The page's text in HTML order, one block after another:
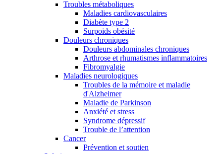
Troubles métaboliques
Maladies cardiovasculaires
Diabète type 2
Surpoids obésité
Douleurs chroniques
Douleurs abdominales chroniques
Arthrose et rhumatismes inflammatoires
Fibromyalgie
Maladies neurologiques
Troubles de la mémoire et maladie
d'Alzheimer
Maladie de Parkinson
Anxiété et stress
Syndrome dépressif
Trouble de l’attention
Cancer
Prévention et soutien